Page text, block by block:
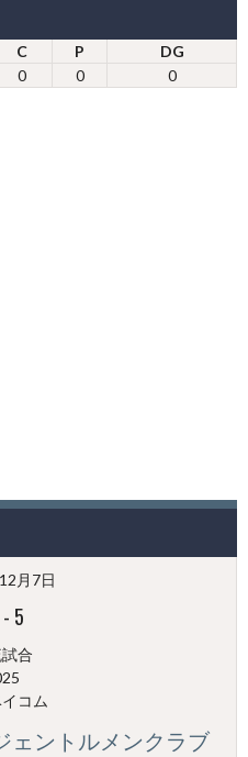
C P
DG
0 0 0
月7日
- 5
合
コム
ェントルメンクラブ